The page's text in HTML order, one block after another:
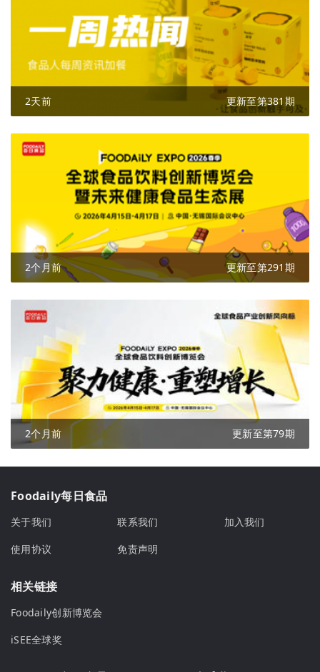
2天前 更新至第381期
2个月前 更新至第291期
2个月前 更新至第79期
Foodaily每日食品
关于我们 联系我们
加入我们
使用协议
免责声明
相关链接
Foodaily创新博览会
iSEE全球奖